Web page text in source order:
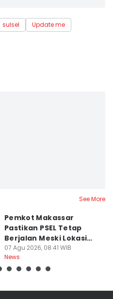
sulsel
Update me
See More
Pemkot Makassar
Pastikan PSEL Tetap
Berjalan Meski Lokasi
Belum Final
07 Agu 2026, 08:41 WIB
News